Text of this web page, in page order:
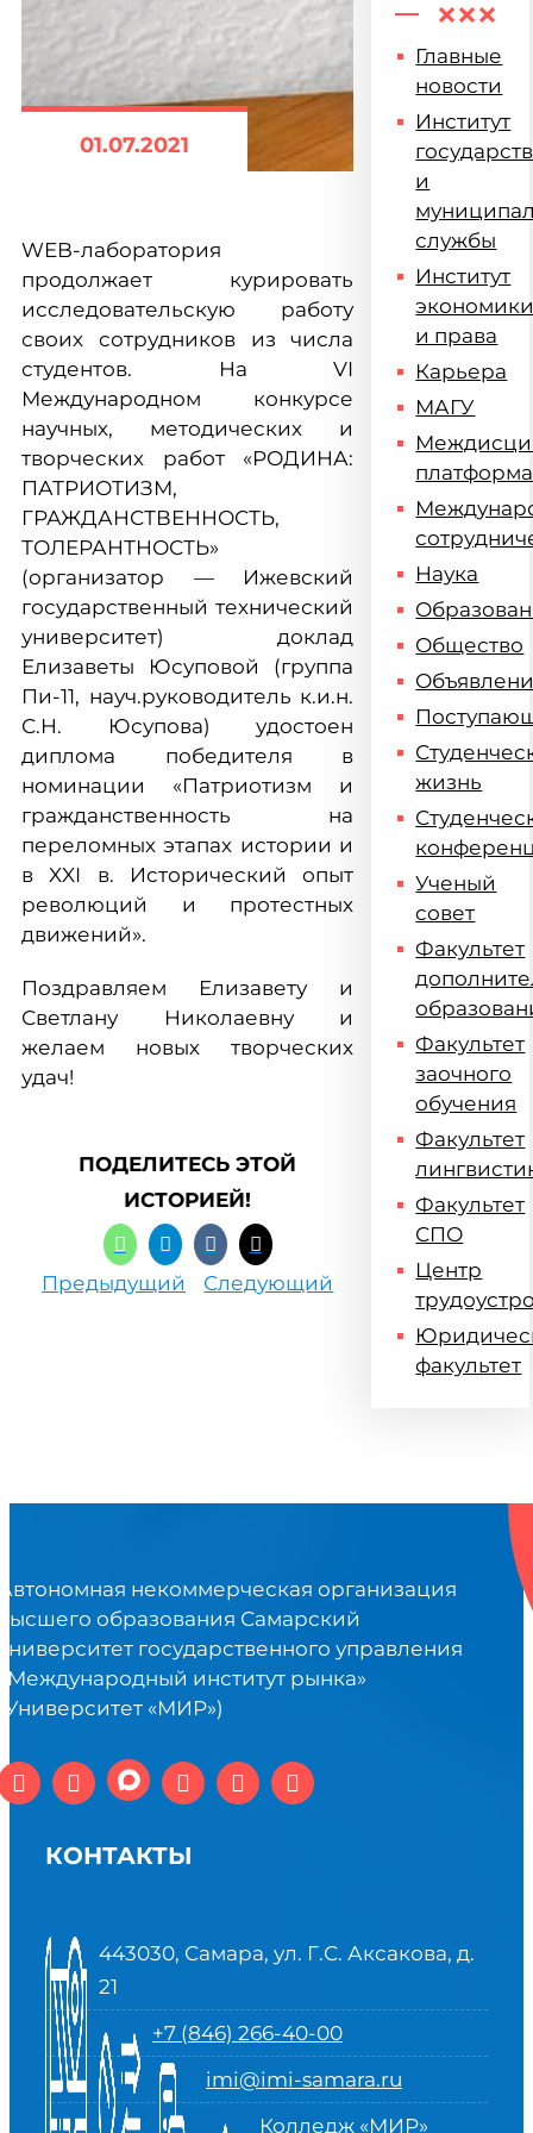
01.07.2021
WEB-лаборатория
продолжает курировать
исследовательскую работу
своих сотрудников из числа
студентов. На VI
Международном конкурсе
научных, методических и
творческих работ «РОДИНА:
ПАТРИОТИЗМ,
ГРАЖДАНСТВЕННОСТЬ,
ТОЛЕРАНТНОСТЬ»
(организатор — Ижевский
государственный технический
университет) доклад
Елизаветы Юсуповой (группа
Пи-11, науч.руководитель к.и.н.
С.Н. Юсупова) удостоен
диплома победителя в
номинации «Патриотизм и
гражданственность на
переломных этапах истории и
в XXI в. Исторический опыт
революций и протестных
движений».
Поздравляем Елизавету и
Светлану Николаевну и
желаем новых творческих
удач!
ПОДЕЛИТЕСЬ ЭТОЙ
ИСТОРИЕЙ!
Предыдущий Следующий
Главные
новости
Институт
и
службы
Институт
и права
Карьера
МАГУ
платформа
Наука
Общество
жизнь
Ученый
совет
Факультет
Факультет
заочного
обучения
Факультет
Факультет
СПО
Центр
факультет
некоммерческая организация
образования Самарский
государственного управления
институт рынка»
«МИР»)
КОНТАКТЫ
443030, Самара, ул. Г.С. Аксакова, д.
21
+7 (846) 266-40-00
imi@imi-samara.ru
Колледж «МИР»